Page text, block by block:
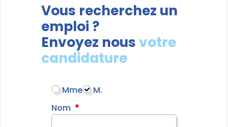
Vous recherchez un
emploi ?
Envoyez nousvotre
candidature
Mme
M.
Nom